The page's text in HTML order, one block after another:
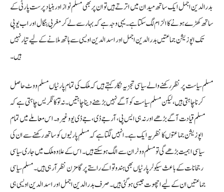
بدرالدین اجمل ایک ساتھ میدان میں اترتے ہیں تو ان پر بھی مسلم نواز اور بنیاد پرست پارٹی کے
ساتھ کھڑے ہونے کا الزام لگ سکتا ہے۔ یہی وجہ ہے کہ بہار سے لے کر مغربی بنگال اور اب یو پی
تک اپوزیشن جماعتیں بدرالدین اجمل اور اسدالدین اویسی سے ہاتھ ملانے کے لیے تیار نہیں
ہیں۔
مسلم سیاست پر نظر رکھنے والے سیاسی تجزیہ نگار کہتے ہیں کہ ملک کی تمام پارٹیاں مسلم ووٹ حاصل
کرنا چاہتی ہیں، لیکن مسلم سیاست کو آگے نہیں بڑھنے دینا چاہتیں۔ نہ تو کانگریس چاہتی ہے کہ
مسلم قیادت آگے بڑھے اور نہ ہی ایس پی، آر جے ڈی، جے ڈی یو وغیرہ۔ اس معاملے میں تمام
اپوزیشن جماعتوں کا نظریہ ایک ہے۔ انہیں لگتا ہے کہ مسلم پارٹیوں کو ساتھ رکھنے سے ان کی
سیاسی اہمیت بڑھے گی تو مسلم ووٹر ان سے الگ ہو سکتے ہیں۔ اس کے علاوہ ملک میں جاری سیاسی
رجحانات کے باعث سیکولر پارٹیاں بھی ہندوتوا کے راستے پر گامزن نظر آرہی ہیں۔ مسلم سیاسی
جماعتیں ان کے لیےاچھوت جیسی ہو گئی ہیں۔ صرف بدرالدین اجمل اور اسدالدین اویسی ہی